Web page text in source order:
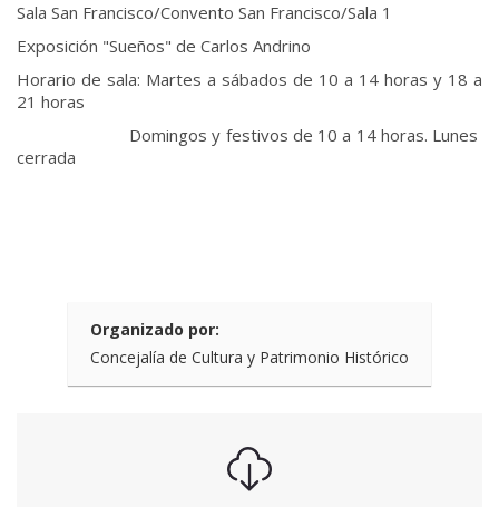
Sala San Francisco/Convento San Francisco/Sala 1
Exposición "Sueños" de Carlos Andrino
Horario de sala: Martes a sábados de 10 a 14 horas y 18 a
21 horas
Domingos y festivos de 10 a 14 horas. Lunes
cerrada
Organizado por:
Concejalía de Cultura y Patrimonio Histórico